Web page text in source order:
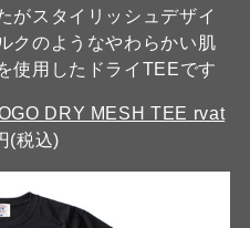
がスタイリッシュデザイ
クのようなやわらかい肌
使用したドライTEEです
DRY MESH TEE rvat
(税込)